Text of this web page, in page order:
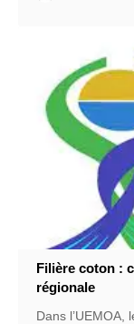
Filière coton :
régionale
Dans l’UEMOA,